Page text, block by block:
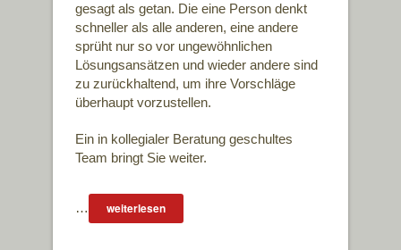
gesagt als getan. Die eine Person denkt
schneller als alle anderen, eine andere
sprüht nur so vor ungewöhnlichen
Lösungsansätzen und wieder andere sind
zu zurückhaltend, um ihre Vorschläge
überhaupt vorzustellen.
Ein in kollegialer Beratung geschultes
Team bringt Sie weiter.
… weiterlesen